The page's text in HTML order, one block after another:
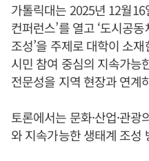
가톨릭대는 2025년 12월16
컨퍼런스’를 열고 ‘도시공
조성’을 주제로 대학이 소
시민 참여 중심의 지속가능
전문성을 지역 현장과 연계
토론에서는 문화·산업·관
와 지속가능한 생태계 조성